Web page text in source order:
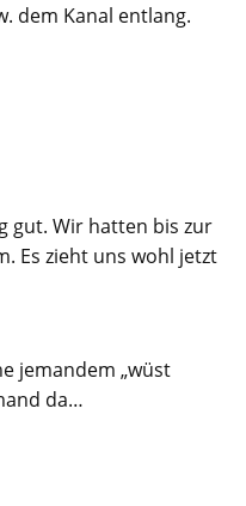
dem Kanal entlang.
gut. Wir hatten bis zur
Es zieht uns wohl jetzt
jemandem „wüst
da…